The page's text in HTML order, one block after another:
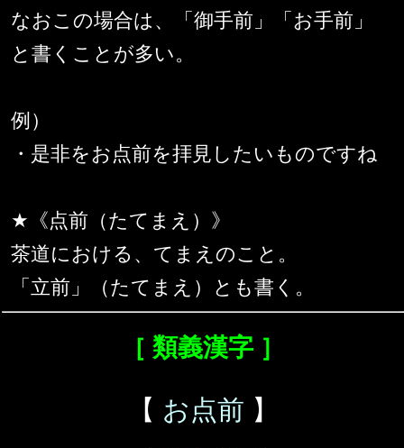
なおこの場合は、「御手前」「お手前」
と書くことが多い。
例）
・是非をお点前を拝見したいものですね
★《点前（たてまえ）》
茶道における、てまえのこと。
「立前」（たてまえ）とも書く。
［ 類義漢字 ］
【 お点前 】